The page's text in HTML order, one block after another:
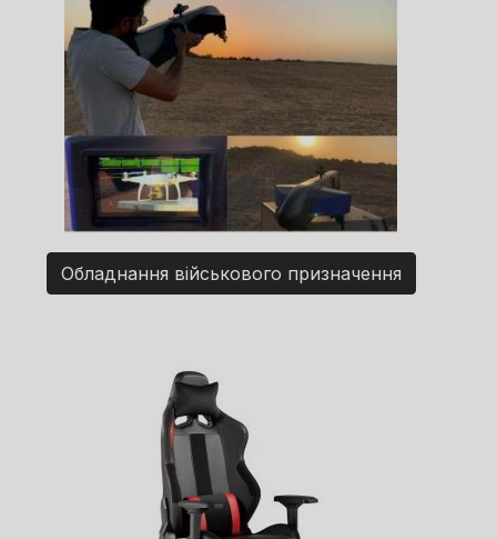
Обладнання військового призначення